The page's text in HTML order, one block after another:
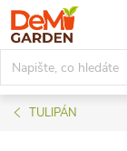
Přejít
na
obsah
TULIPÁN